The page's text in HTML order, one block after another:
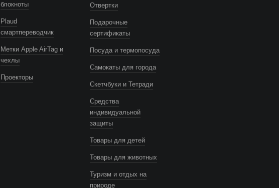
блокноты
Plaud
смартпереводчик
Метки Apple AirTag и
чехлы
Проекторы
Отвертки
Подарочные
сертификаты
Посуда и термопосуда
Самокаты для города
Скетчбуки и Тетради
Средства
индивидуальной
защиты
Товары для детей
Товары для животных
Туризм и отдых на
природе